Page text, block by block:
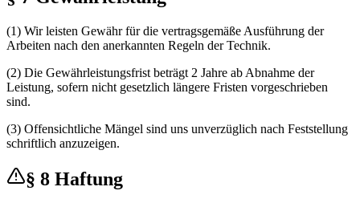
(1) Wir leisten Gewähr für die vertragsgemäße Ausführung der
Arbeiten nach den anerkannten Regeln der Technik.
(2) Die Gewährleistungsfrist beträgt 2 Jahre ab Abnahme der
Leistung, sofern nicht gesetzlich längere Fristen vorgeschrieben
sind.
(3) Offensichtliche Mängel sind uns unverzüglich nach Feststellung
schriftlich anzuzeigen.
§ 8 Haftung